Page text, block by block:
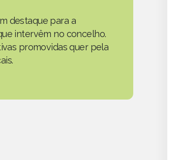
destaque para a
intervêm no concelho.
promovidas quer pela